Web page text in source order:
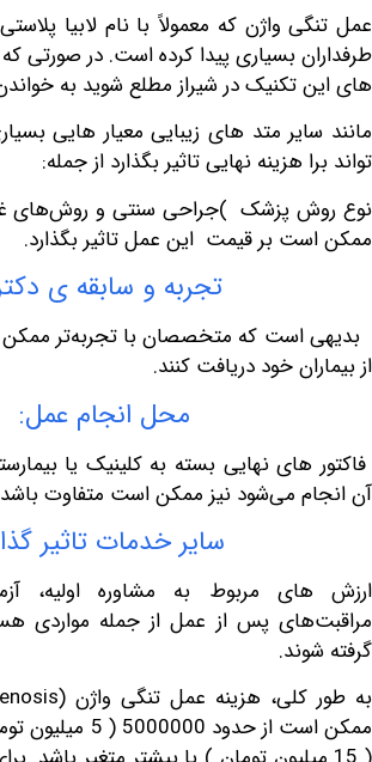
واژن که معمولاً با ناملابیا پلاستی مطرح
بسیاری پیدا کرده است. در صورتی که می
در شیراز مطلع شوید به خواندن ادامه
متد های زیبایی معیار هایی بسیاری
هزینه نهایی تاثیر بگذارد از جمله:
پزشک )جراحی سنتی و روش‌های غیرجراحی
بر قیمت این عمل تاثیر بگذارد.
تجربه و سابقه ی دکتر:
که متخصصان با تجربه‌تر ممکن است
خود دریافت کنند.
محل انجام عمل:
نهایی بسته به کلینیک یا بیمارستانی
می‌شود نیز ممکن است متفاوت باشد.
سایر خدمات تاثیر گذار:
مربوط به مشاوره اولیه،
پس از عمل از جمله مواردی هستند که
هزینه عمل تنگی واژن ( stenosis